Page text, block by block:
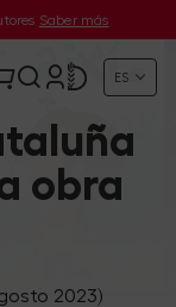
Saber más
ES
obra
2023)